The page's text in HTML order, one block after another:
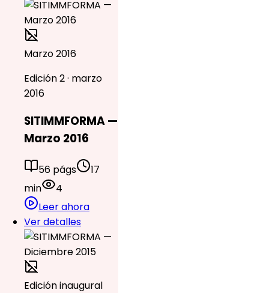
Marzo 2016
Edición 2 · marzo
2016
SITIMMFORMA —
Marzo 2016
56 págs
17
min
4
Leer ahora
Ver detalles
Edición inaugural